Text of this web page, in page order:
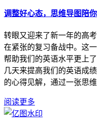
调整好心态，思维导图陪
转眼又迎来了新一年的高
在紧张的复习备战中。这
帮助我们的英语水平更上
几天来提高我们的英语成
的心得见解，通过一张思
阅读更多